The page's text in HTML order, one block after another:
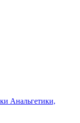
Анальгетики,